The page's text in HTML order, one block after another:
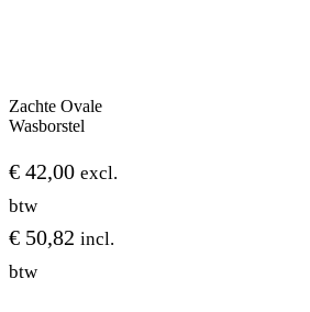
Zachte Ovale
Wasborstel
€ 42,00 excl.
btw
€ 50,82 incl.
btw